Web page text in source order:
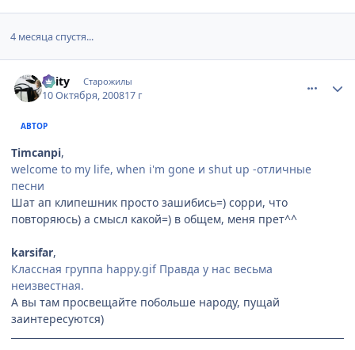
4 месяца спустя...
Keity Старожилы
10 Октября, 200817 г
АВТОР
Timcanpi,
welcome to my life, when i'm gone и shut up -отличные
песни
Шат ап клипешник просто зашибись=) сорри, что
повторяюсь) а смысл какой=) в общем, меня прет^^
karsifar,
Классная группа happy.gif Правда у нас весьма
неизвестная.
А вы там просвещайте побольше народу, пущай
заинтересуются)